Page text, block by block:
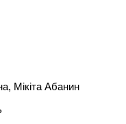
Мікіта Абанин